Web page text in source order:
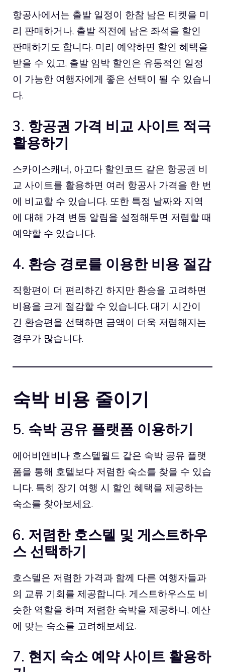
항공사에서는 출발 일정이 한참 남은 티켓을 미
리 판매하거나, 출발 직전에 남은 좌석을 할인
판매하기도 합니다. 미리 예약하면 할인 혜택을
받을 수 있고, 출발 임박 할인은 유동적인 일정
이 가능한 여행자에게 좋은 선택이 될 수 있습니
다.
3. 항공권 가격 비교 사이트 적극
활용하기
스카이스캐너, 아고다 할인코드 같은 항공권 비
교 사이트를 활용하면 여러 항공사 가격을 한 번
에 비교할 수 있습니다. 또한 특정 날짜와 지역
에 대해 가격 변동 알림을 설정해두면 저렴할 때
예약할 수 있습니다.
4. 환승 경로를 이용한 비용 절감
직항편이 더 편리하긴 하지만 환승을 고려하면
비용을 크게 절감할 수 있습니다. 대기 시간이
긴 환승편을 선택하면 금액이 더욱 저렴해지는
경우가 많습니다.
숙박 비용 줄이기
5. 숙박 공유 플랫폼 이용하기
에어비앤비나 호스텔월드 같은 숙박 공유 플랫
폼을 통해 호텔보다 저렴한 숙소를 찾을 수 있습
니다. 특히 장기 여행 시 할인 혜택을 제공하는
숙소를 찾아보세요.
6. 저렴한 호스텔 및 게스트하우
스 선택하기
호스텔은 저렴한 가격과 함께 다른 여행자들과
의 교류 기회를 제공합니다. 게스트하우스도 비
슷한 역할을 하며 저렴한 숙박을 제공하니, 예산
에 맞는 숙소를 고려해보세요.
7. 현지 숙소 예약 사이트 활용하